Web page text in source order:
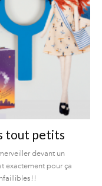
tout petits
devant un
exactement pour ça